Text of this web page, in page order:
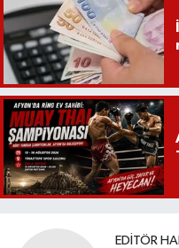
EDITÖR